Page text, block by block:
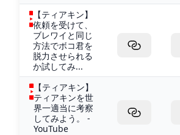
【ティアキン】
依頼を受けて、
ブレワイと同じ
方法でボコ君を
脱力させられる
か試してみ...
【ティアキン】
ティアキンを世
界一適当に考察
してみよう。 -
YouTube